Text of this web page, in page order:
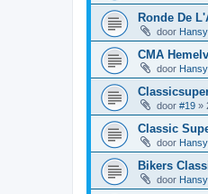
Ronde De
door Hansy
CMA
door Hansy
door #19 »
Classic
door Hansy
Bikers
door Hansy